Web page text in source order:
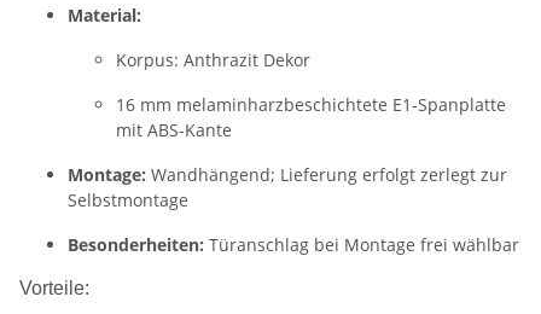
Material:
Korpus: Anthrazit Dekor
16 mm melaminharzbeschichtete E1-Spanplatte
mit ABS-Kante
Montage: Wandhängend; Lieferung erfolgt zerlegt zur
Selbstmontage
Besonderheiten: Türanschlag bei Montage frei wählbar
Vorteile: